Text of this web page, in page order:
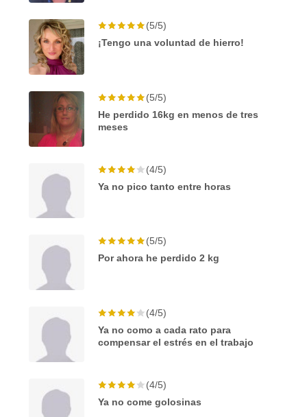
(5/5)
¡Tengo una voluntad de hierro!
(5/5)
He perdido 16kg en menos de tres
meses
(4/5)
Ya no pico tanto entre horas
(5/5)
Por ahora he perdido 2 kg
(4/5)
Ya no como a cada rato para
compensar el estrés en el trabajo
(4/5)
Ya no come golosinas